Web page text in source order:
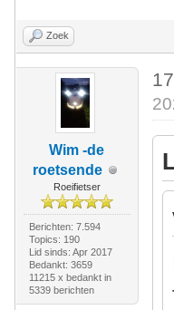
Zoek
Wim -de
roetsende
Roeifietser
Berichten: 7.594
Topics: 190
Lid sinds: Apr 2017
Bedankt: 3659
11215 x bedankt in
5339 berichten